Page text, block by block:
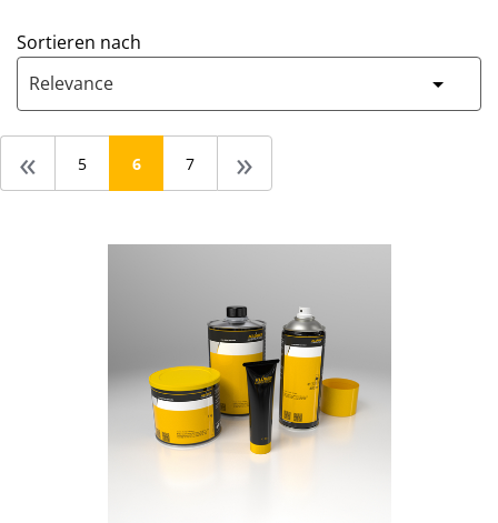
Sortieren nach
Relevance
« 5 6 7 »